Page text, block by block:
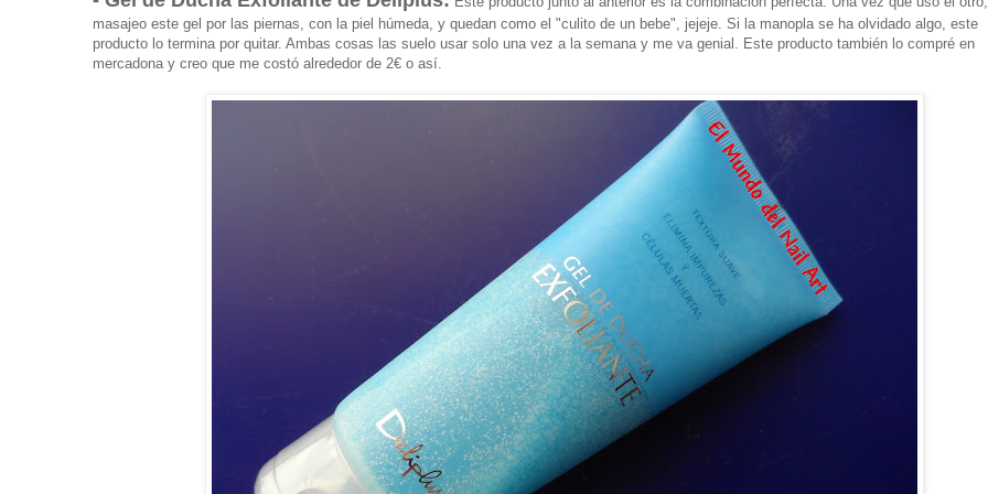
masajeo este gel por las piernas, con la piel húmeda, y quedan como el "culito de un bebe", jejeje. Si la manopla se ha olvidado algo, este
producto lo termina por quitar. Ambas cosas las suelo usar solo una vez a la semana y me va genial. Este producto también lo compré en
mercadona y creo que me costó alrededor de 2€ o así.